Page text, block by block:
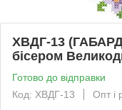
ХВДГ-13
бісером
Готово до відправки
Код: ХВДГ-13
Опт і